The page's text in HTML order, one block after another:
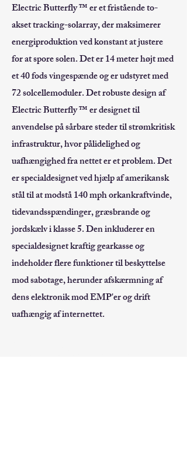
Electric Butterfly™ er et fristående to-
akset tracking-solarray, der maksimerer
energiproduktion ved konstant at justere
for at spore solen. Det er 14 meter højt med
et 40 fods vingespænde og er udstyret med
72 solcellemoduler. Det robuste design af
Electric Butterfly ™er designet til
anvendelse på sårbare steder til strømkritisk
infrastruktur, hvor pålidelighed og
uafhængighed fra nettet er et problem. Det
er specialdesignet ved hjælp af amerikansk
stål til at modstå 140 mph orkankraftvinde,
tidevandsspændinger, græsbrande og
jordskælv i klasse 5. Den inkluderer en
specialdesignet kraftig gearkasse og
indeholder flere funktioner til beskyttelse
mod sabotage, herunder afskærmning af
dens elektronik mod EMP'er og drift
uafhængig af internettet.